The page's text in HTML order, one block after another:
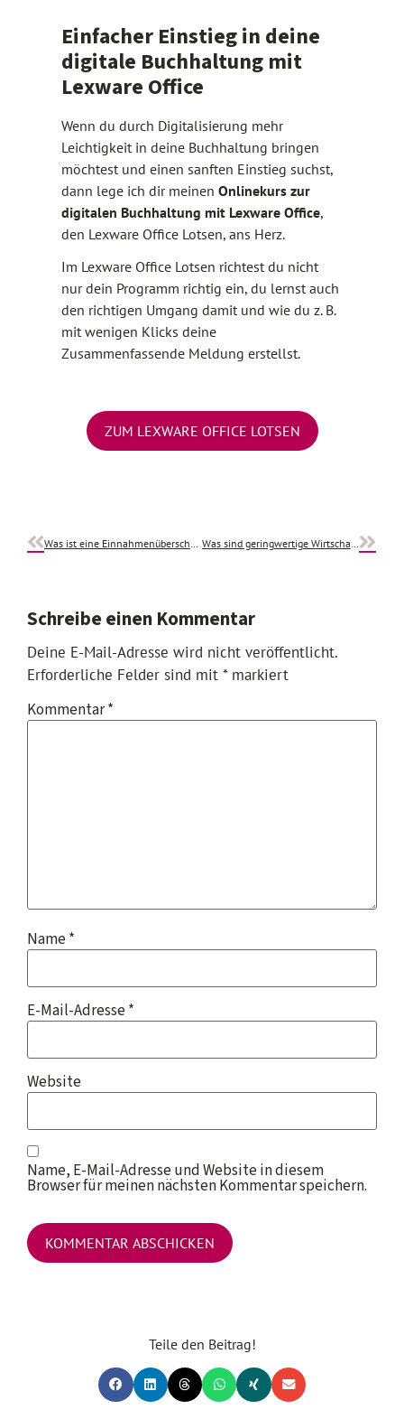
Einfacher Einstieg in deine
digitale Buchhaltung mit
Lexware Office
Wenn du durch Digitalisierung mehr
Leichtigkeit in deine Buchhaltung bringen
möchtest und einen sanften Einstieg suchst,
dann lege ich dir meinenOnlinekurs zur
digitalen Buchhaltung mit Lexware Office,
den Lexware Office Lotsen, ans Herz.
Im Lexware Office Lotsen richtest du nicht
nur dein Programm richtig ein, du lernst auch
den richtigen Umgang damit und wie du z. B.
mit wenigen Klicks deine
Zusammenfassende Meldung erstellst.
ZUM LEXWARE OFFICE LOTSEN
Schreibe einen Kommentar
Deine E-Mail-Adresse wird nicht veröffentlicht.
Erforderliche Felder sind mit *markiert
Kommentar*
Name*
E-Mail-Adresse*
Website
Name, E-Mail-Adresse und Website in diesem
Browser für meinen nächsten Kommentar speichern.
Teile den Beitrag!